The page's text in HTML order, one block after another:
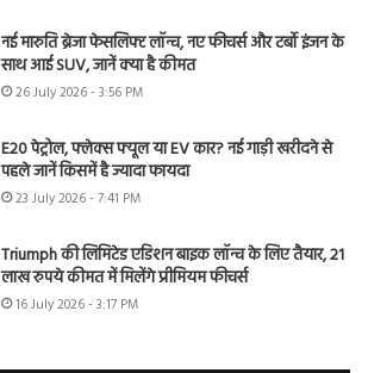
नई मारुति ब्रेजा फेसलिफ्ट लॉन्च, नए फीचर्स और टर्बो इंजन के
साथ आई SUV, जानें क्या है कीमत
26 July 2026 - 3:56 PM
E20 पेट्रोल, फ्लेक्स फ्यूल या EV कार? नई गाड़ी खरीदने से
पहले जानें किसमें है ज्यादा फायदा
23 July 2026 - 7:41 PM
Triumph की लिमिटेड एडिशन बाइक लॉन्च के लिए तैयार, 21
लाख रुपये कीमत में मिलेंगे प्रीमियम फीचर्स
16 July 2026 - 3:17 PM